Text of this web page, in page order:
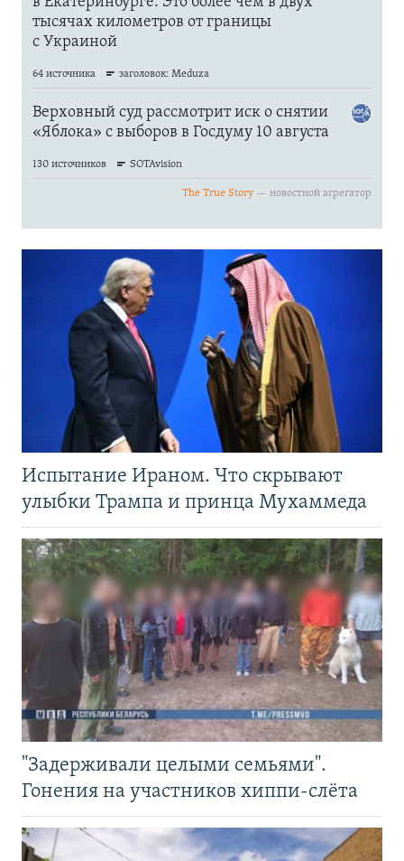
Испытание Ираном. Что скрывают
улыбки Трампа и принца Мухаммеда
"Задерживали целыми семьями".
Гонения на участников хиппи-слёта